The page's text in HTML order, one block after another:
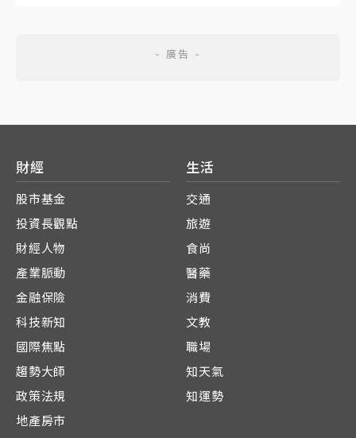
財經
股市基金
投資長觀點
財經人物
產業脈動
金融保險
科技新知
國際焦點
趨勢大師
政策法規
地產房市
生活
交通
旅遊
食尚
醫藥
消費
文教
職場
知天氣
知運勢